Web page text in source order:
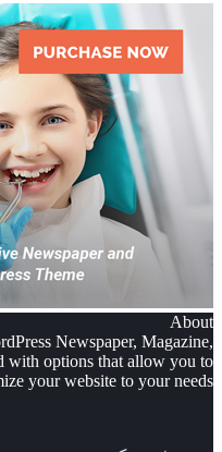
About
Newspaper, Magazine,
with options that allow you to
your website to your needs.